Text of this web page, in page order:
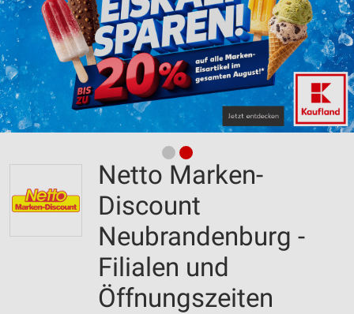
Netto Marken-
Discount
Neubrandenburg -
Filialen und
Öffnungszeiten